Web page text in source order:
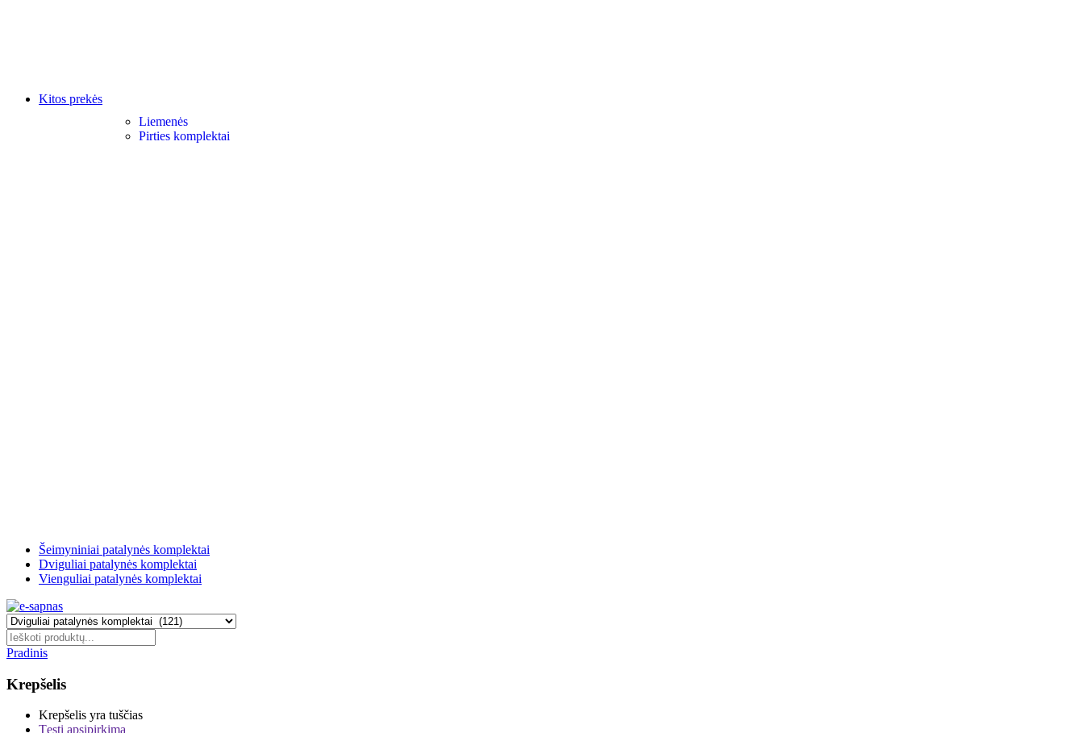
Kitos prekės
Liemenės
Pirties komplektai
Šeimyniniai patalynės komplektai
Dviguliai patalynės komplektai
Vienguliai patalynės komplektai
Pradinis
Krepšelis
Krepšelis yra tuščias
Tęsti apsipirkimą